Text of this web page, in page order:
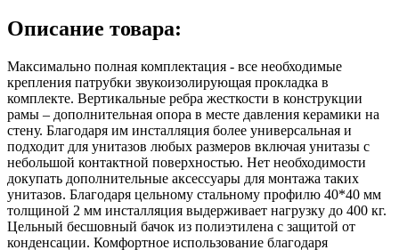
Описание товара:
Максимально полная комплектация - все необходимые
крепления патрубки звукоизолирующая прокладка в
комплекте. Вертикальные ребра жесткости в конструкции
рамы – дополнительная опора в месте давления керамики на
стену. Благодаря им инсталляция более универсальная и
подходит для унитазов любых размеров включая унитазы с
небольшой контактной поверхностью. Нет необходимости
докупать дополнительные аксессуары для монтажа таких
унитазов. Благодаря цельному стальному профилю 40*40 мм
толщиной 2 мм инсталляция выдерживает нагрузку до 400 кг.
Цельный бесшовный бачок из полиэтилена с защитой от
конденсации. Комфортное использование благодаря